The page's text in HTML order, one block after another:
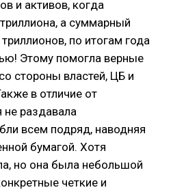
и активов, когда
а суммарный
по итогам года
Этому помогла верные
стороны властей, ЦБ и
в отличие от
не раздавала
всем подряд, наводняя
бумагой. Хотя
но она была небольшой
четкие и